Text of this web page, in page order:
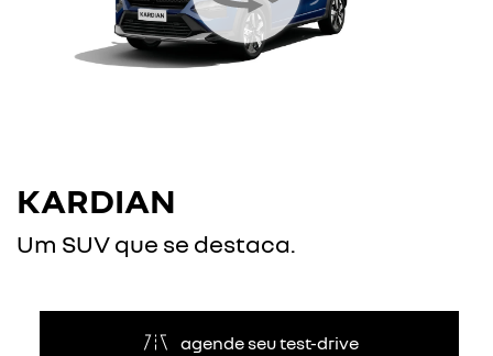
KARDIAN
Um SUV que se destaca.
agende seu test-drive